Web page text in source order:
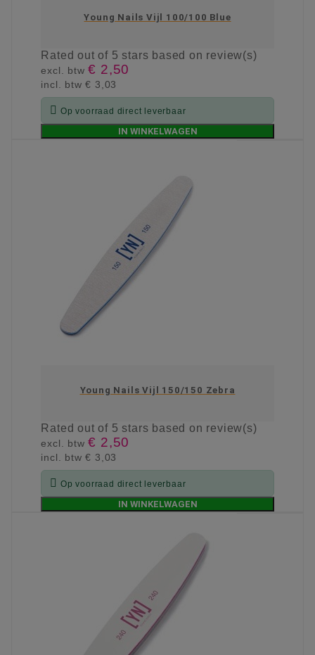
Young Nails Vijl 100/100 Blue
Ratedout of 5 stars based on review(s)
excl. btw€ 2,50
incl. btw€ 3,03
 Op voorraad direct leverbaar
IN WINKELWAGEN
Young Nails Vijl 150/150 Zebra
Ratedout of 5 stars based on review(s)
excl. btw€ 2,50
incl. btw€ 3,03
 Op voorraad direct leverbaar
IN WINKELWAGEN